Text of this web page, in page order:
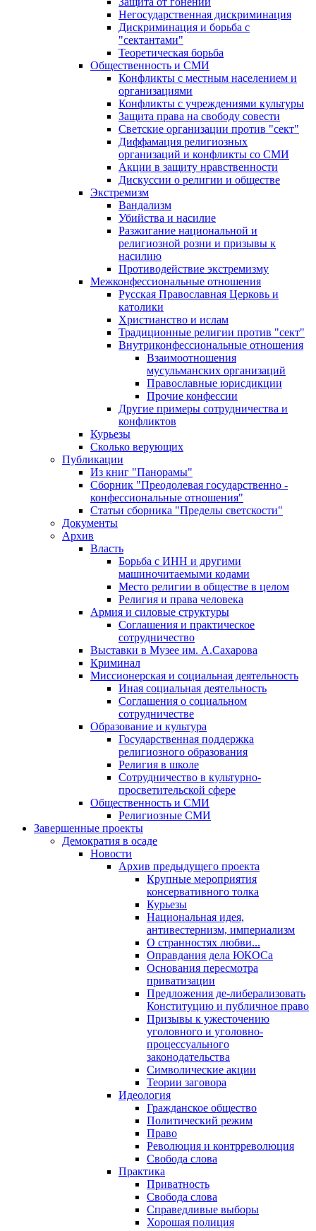
Негосударственная дискриминация
Дискриминация и борьба с
"сектантами"
Теоретическая борьба
Общественность и СМИ
Конфликты с местным населением и
организациями
Конфликты с учреждениями культуры
Защита права на свободу совести
Светские организации против "сект"
Диффамация религиозных
организаций и конфликты со СМИ
Акции в защиту нравственности
Дискуссии о религии и обществе
Экстремизм
Вандализм
Убийства и насилие
Разжигание национальной и
религиозной розни и призывы к
насилию
Противодействие экстремизму
Межконфессиональные отношения
Русская Православная Церковь и
католики
Христианство и ислам
Традиционные религии против "сект"
Внутриконфессиональные отношения
Взаимоотношения
мусульманских организаций
Православные юрисдикции
Прочие конфессии
Другие примеры сотрудничества и
конфликтов
Курьезы
Сколько верующих
Публикации
Из книг "Панорамы"
Сборник "Преодолевая государственно -
конфессиональные отношения"
Статьи сборника "Пределы светскости"
Документы
Архив
Власть
Борьба с ИНН и другими
машиночитаемыми кодами
Место религии в обществе в целом
Религия и права человека
Армия и силовые структуры
Соглашения и практическое
сотрудничество
Выставки в Музее им. А.Сахарова
Криминал
Миссионерская и социальная деятельность
Иная социальная деятельность
Соглашения о социальном
сотрудничестве
Образование и культура
Государственная поддержка
религиозного образования
Религия в школе
Сотрудничество в культурно-
просветительской сфере
Общественность и СМИ
Религиозные СМИ
Завершенные проекты
Демократия в осаде
Новости
Архив предыдущего проекта
Крупные мероприятия
консервативного толка
Курьезы
Национальная идея,
антивестернизм, империализм
О странностях любви...
Оправдания дела ЮКОСа
Основания пересмотра
приватизации
Предложения де-либерализовать
Конституцию и публичное право
Призывы к ужесточению
уголовного и уголовно-
процессуального
законодательства
Символические акции
Теории заговора
Идеология
Гражданское общество
Политический режим
Право
Революция и контрреволюция
Свобода слова
Практика
Приватность
Свобода слова
Справедливые выборы
Хорошая полиция